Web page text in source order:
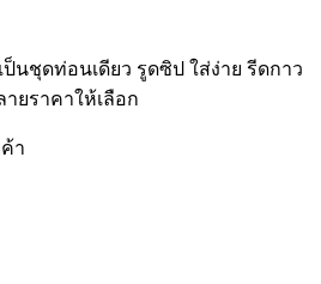
นชุดท่อนเดียว รูดซิป ใส่ง่าย รีดกาว
ยราคาให้เลือก
า